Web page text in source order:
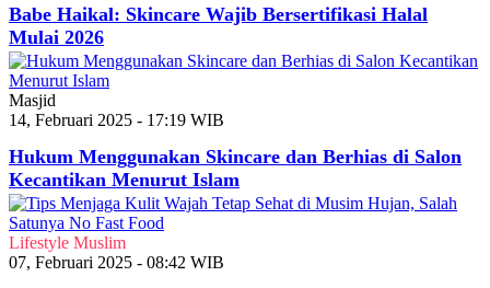
Babe Haikal: Skincare Wajib Bersertifikasi Halal
Mulai 2026
Masjid
14, Februari 2025 - 17:19 WIB
Hukum Menggunakan Skincare dan Berhias di Salon
Kecantikan Menurut Islam
Lifestyle Muslim
07, Februari 2025 - 08:42 WIB